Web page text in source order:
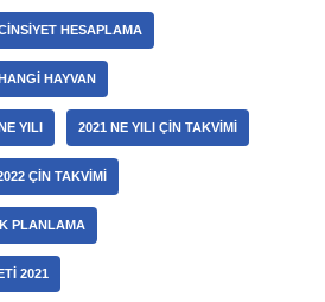
HESAPLAMA
HAYVAN
YILI 2021 NE YILI ÇIN TAKVIMI
ÇIN TAKVIMI
PLANLAMA
2021